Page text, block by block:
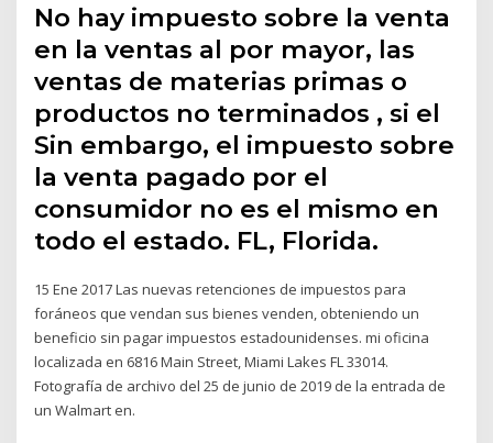
No hay impuesto sobre la venta
en la ventas al por mayor, las
ventas de materias primas o
productos no terminados , si el
Sin embargo, el impuesto sobre
la venta pagado por el
consumidor no es el mismo en
todo el estado. FL, Florida.
15 Ene 2017 Las nuevas retenciones de impuestos para
foráneos que vendan sus bienes venden, obteniendo un
beneficio sin pagar impuestos estadounidenses. mi oficina
localizada en 6816 Main Street, Miami Lakes FL 33014.
Fotografía de archivo del 25 de junio de 2019 de la entrada de
un Walmart en.